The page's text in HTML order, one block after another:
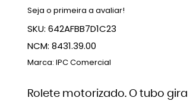
Seja o primeira a avaliar!
SKU: 642AFBB7D1C23
NCM: 8431.39.00
Marca: IPC Comercial
Rolete motorizado. O tubo gira